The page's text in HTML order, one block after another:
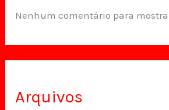
Nenhum comentário para
Arquivos